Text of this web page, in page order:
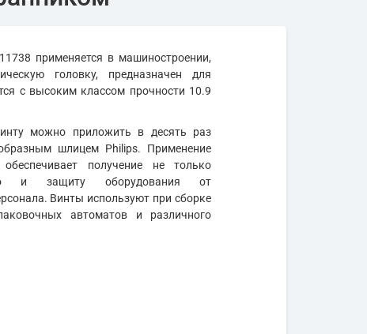
применяется в машиностроении,
головку, предназначен для
с высоким классом прочности 10.9
можно приложить в десять раз
шлицем Philips. Применение
получение не только
но и защиту оборудования от
Винты используют при сборке
автоматов и различного